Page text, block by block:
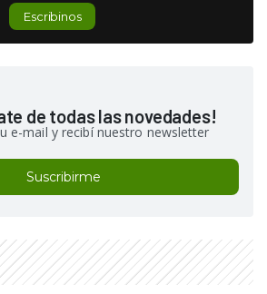
Escribinos
de todas las novedades!
e-mail y recibí nuestro newsletter
Suscribirme